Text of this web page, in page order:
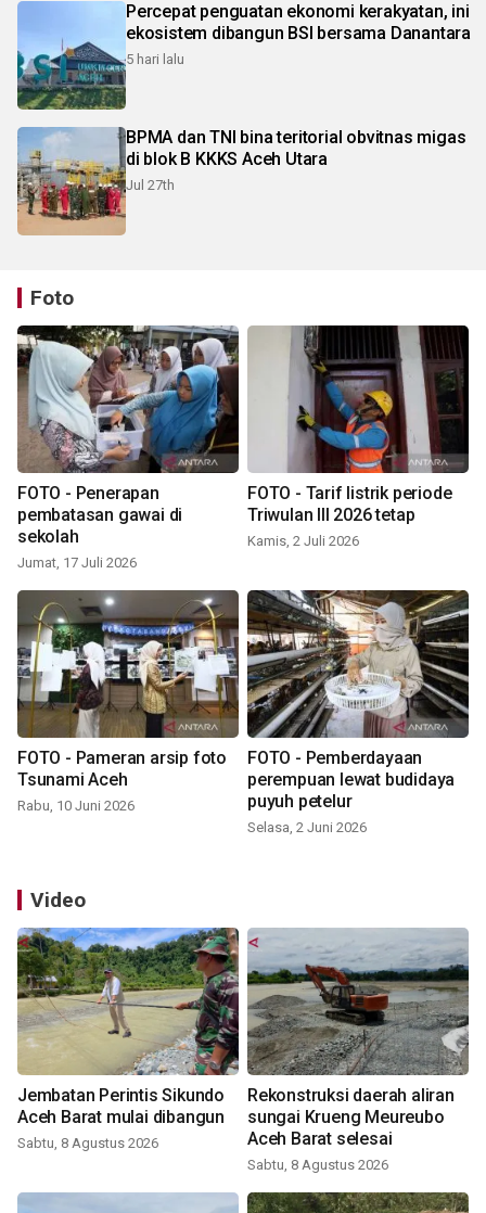
Percepat penguatan ekonomi kerakyatan, ini
ekosistem dibangun BSI bersama Danantara
5 hari lalu
BPMA dan TNI bina teritorial obvitnas migas
di blok B KKKS Aceh Utara
Jul 27th
Foto
FOTO - Penerapan
pembatasan gawai di
sekolah
Jumat, 17 Juli 2026
FOTO - Tarif listrik periode
Triwulan III 2026 tetap
Kamis, 2 Juli 2026
FOTO - Pameran arsip foto
Tsunami Aceh
Rabu, 10 Juni 2026
FOTO - Pemberdayaan
perempuan lewat budidaya
puyuh petelur
Selasa, 2 Juni 2026
Video
Jembatan Perintis Sikundo
Aceh Barat mulai dibangun
Sabtu, 8 Agustus 2026
Rekonstruksi daerah aliran
sungai Krueng Meureubo
Aceh Barat selesai
Sabtu, 8 Agustus 2026